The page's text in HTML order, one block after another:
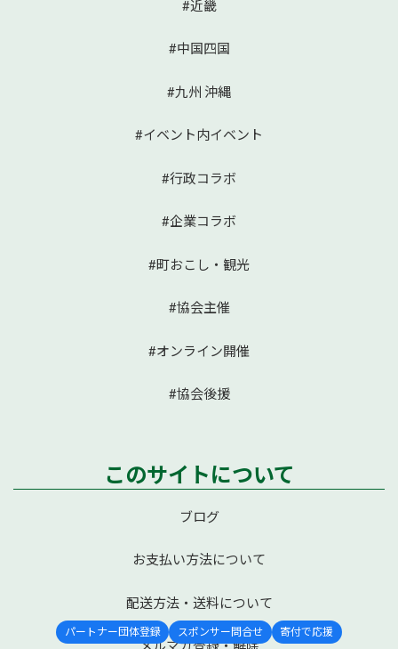
パートナー団体登録 スポンサー問合せ 寄付で応援
#近畿
#中国四国
#九州 沖縄
#イベント内イベント
#行政コラボ
#企業コラボ
#町おこし・観光
#協会主催
#オンライン開催
#協会後援
このサイトについて
ブログ
お支払い方法について
配送方法・送料について
メルマガ登録・解除